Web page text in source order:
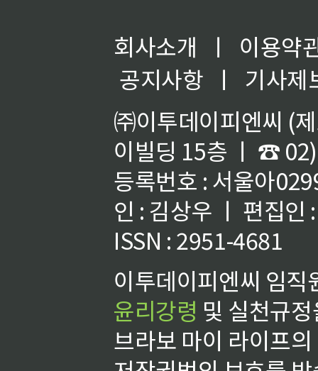
회사소개 ㅣ
이용약
공지사항
ㅣ
기사제
㈜이투데이피엔씨 (
이빌딩 15층 ㅣ ☎
등록번호 : 서울아
인 : 김상우 ㅣ 편집인
ISSN : 2951-4681
이투데이피엔씨 임
윤리강령 및 실천규
브라보 마이 라이프